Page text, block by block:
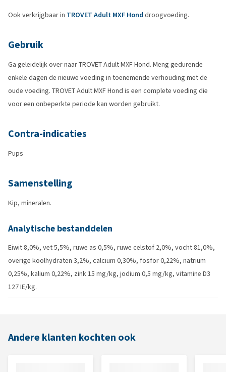
Ook verkrijgbaar in TROVET Adult MXF Hond droogvoeding.
Gebruik
Ga geleidelijk over naar TROVET Adult MXF Hond. Meng gedurende
enkele dagen de nieuwe voeding in toenemende verhouding met de
oude voeding. TROVET Adult MXF Hond is een complete voeding die
voor een onbeperkte periode kan worden gebruikt.
Contra-indicaties
Pups
Samenstelling
Kip, mineralen.
Analytische bestanddelen
Eiwit 8,0%, vet5,5%, ruwe as 0,5%, ruwe celstof 2,0%, vocht81,0%,
overige koolhydraten 3,2%, calcium 0,30%, fosfor 0,22%, natrium
0,25%, kalium 0,22%, zink 15 mg/kg, jodium 0,5 mg/kg, vitamine D3
127 IE/kg.
Andere klanten kochten ook